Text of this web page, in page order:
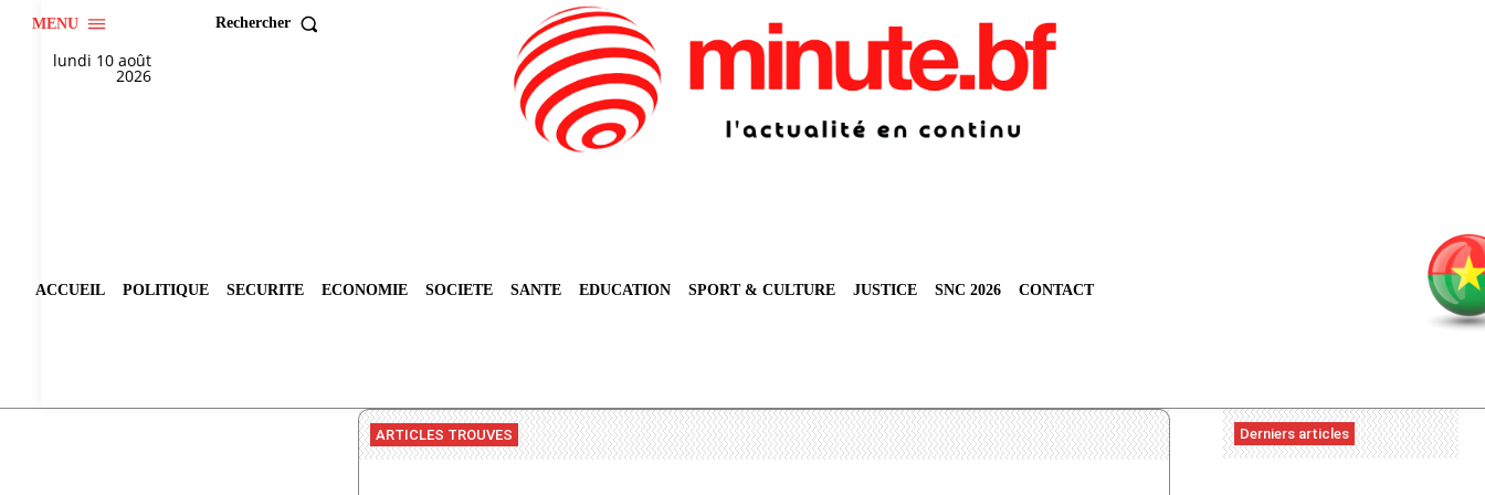
MENU Rechercher
lundi 10 août
2026
ACCUEIL POLITIQUE SECURITE ECONOMIE SOCIETE SANTE EDUCATION SPORT & CULTURE JUSTICE SNC 2026 CONTACT
ARTICLES TROUVES Derniers articles